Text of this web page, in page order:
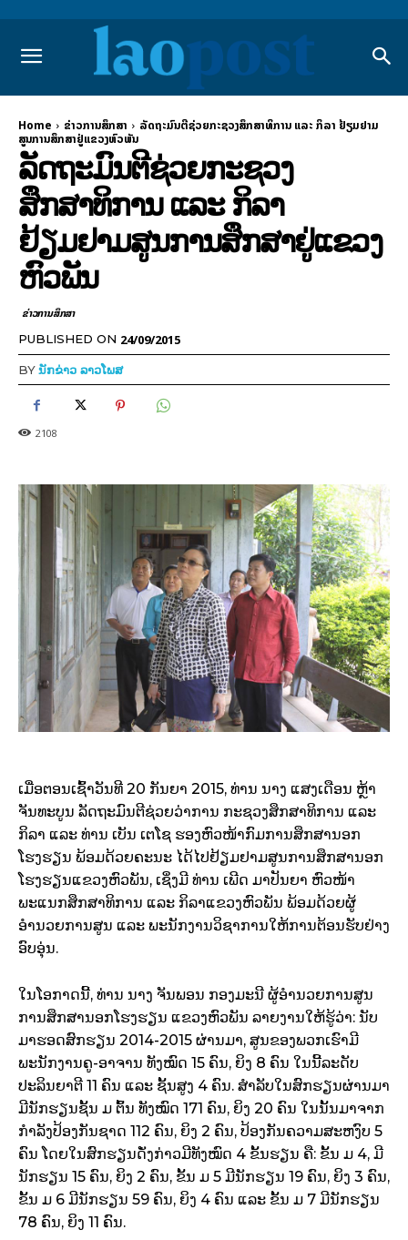
Home ຂ່າວການສຶກສາ
ລັດຖະມົນຕີຊ່ວຍກະຊວງສຶກສາທິການ ແລະ ກິລາ ຢ້ຽມຢາມ
ສູນການສຶກສາຢູ່ແຂວງຫົວພັນ
ລັດຖະມົນຕີຊ່ວຍກະຊວງ
ສຶກສາທິການ ແລະ ກິລາ
ຢ້ຽມຢາມສູນການສຶກສາຢູ່ແຂວງ
ຫົວພັນ
ຂ່າວການສຶກສາ
PUBLISHED ON 24/09/2015
BYນັກຂ່າວ ລາວໂພສ
2108
ເມື່ອຕອນເຊົ້າວັນທີ 20 ກັນຍາ 2015, ທ່ານ ນາງ ແສງເດືອນ ຫຼ້າ
ຈັນທະບູນ ລັດຖະມົນຕີຊ່ວຍວ່າການ ກະຊວງສຶກສາທິການ ແລະ
ກິລາ ແລະ ທ່ານ ເບັນ ເຕໂຊ ຮອງຫົວໜ້າກົມການສຶກສານອກ
ໂຮງຮຽນ ພ້ອມດ້ວຍຄະນະ ໄດ້ໄປຢ້ຽມຢາມສູນການສຶກສານອກ
ໂຮງຮຽນແຂວງຫົວພັນ, ເຊິ່ງມີ ທ່ານ ເພີດ ມາປັນຍາ ຫົວໜ້າ
ພະແນກສຶກສາທິການ ແລະ ກິລາແຂວງຫົວພັນ ພ້ອມດ້ວຍຜູ້
ອຳນວຍການສູນ ແລະ ພະນັກງານວິຊາການໃຫ້ການຕ້ອນຮັບຢ່າງ
ອົບອຸ່ນ.
ໃນໂອກາດນີ້, ທ່ານ ນາງ ຈັນພອນ ກອງມະນີ ຜູ້ອຳນວຍການສູນ
ການສຶກສານອກໂຮງຮຽນ ແຂວງຫົວພັນ ລາຍງານໃຫ້ຮູ້ວ່າ: ນັບ
ມາຮອດສົກຮຽນ 2014-2015 ຜ່ານມາ, ສູນຂອງພວກເຮົາມີ
ພະນັກງານຄູ-ອາຈານ ທັງໝົດ 15 ຄົນ, ຍິງ 8 ຄົນ ໃນນີ້ລະດັບ
ປະລິນຍາຕີ 11 ຄົນ ແລະ ຊັ້ນສູງ 4 ຄົນ. ສຳລັບໃນສົກຮຽນຜ່ານມາ
ມີນັກຮຽນຊັ້ນ ມ ຕົ້ນ ທັງໝົດ 171 ຄົນ, ຍິງ 20 ຄົນ ໃນນັ້ນມາຈາກ
ກຳລັງປ້ອງກັນຊາດ 112 ຄົນ, ຍິງ 2 ຄົນ, ປ້ອງກັນຄວາມສະຫງົບ 5
ຄົນ ໂດຍໃນສົກຮຽນດັ່ງກ່າວມີທັງໝົດ 4 ຂັ້ນຮຽນ ຄື: ຂັ້ນ ມ 4, ມີ
ນັກຮຽນ 15 ຄົນ, ຍິງ 2 ຄົນ, ຂັ້ນ ມ 5 ມີນັກຮຽນ 19 ຄົນ, ຍິງ 3 ຄົນ,
ຂັ້ນ ມ 6 ມີນັກຮຽນ 59 ຄົນ, ຍິງ 4 ຄົນ ແລະ ຂັ້ນ ມ 7 ມີນັກຮຽນ
78 ຄົນ, ຍິງ 11 ຄົນ.